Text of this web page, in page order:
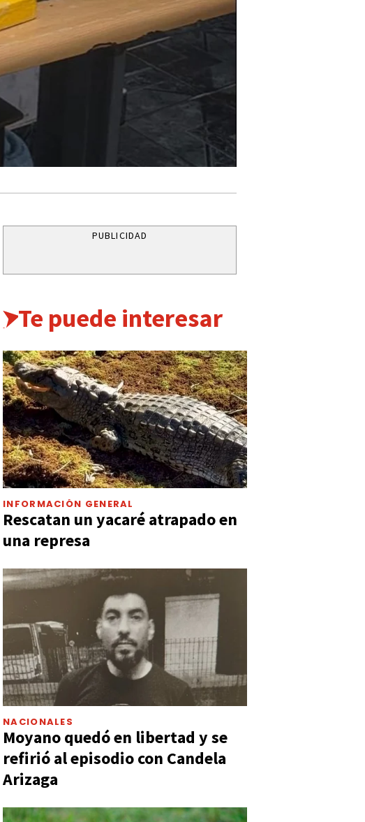
PUBLICIDAD
Te puede interesar
INFORMACIÓN GENERAL
Rescatan un yacaré atrapado en
una represa
NACIONALES
Moyano quedó en libertad y se
refirió al episodio con Candela
Arizaga